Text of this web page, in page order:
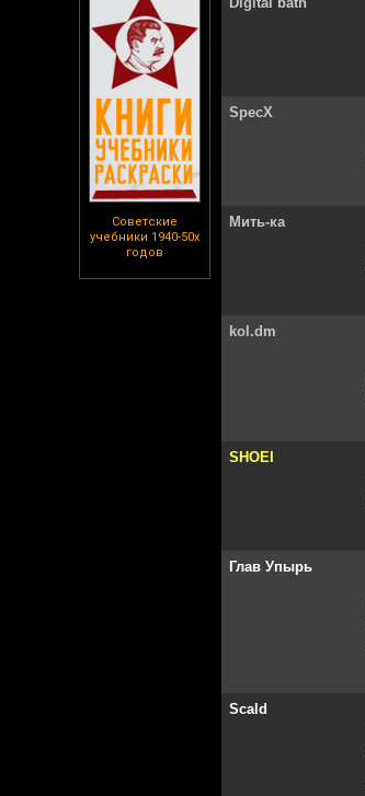
Советские
учебники 1940-50х
годов
SpecX
Мить-ка
kol.dm
SHOEI
Глав Упырь
Scald